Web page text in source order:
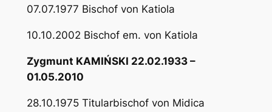
07.07.1977 Bischof von Katiola
10.10.2002 Bischof em. von Katiola
Zygmunt KAMIŃSKI 22.02.1933 –
01.05.2010
28.10.1975 Titularbischof von Midica